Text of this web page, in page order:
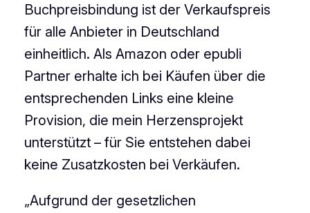
Buchpreisbindung ist der Verkaufspreis
für alle Anbieter in Deutschland
einheitlich. Als Amazon oder epubli
Partner erhalte ich bei Käufen über die
entsprechenden Links eine kleine
Provision, die mein Herzensprojekt
unterstützt – für Sie entstehen dabei
keine Zusatzkosten bei Verkäufen.
„Aufgrund der gesetzlichen